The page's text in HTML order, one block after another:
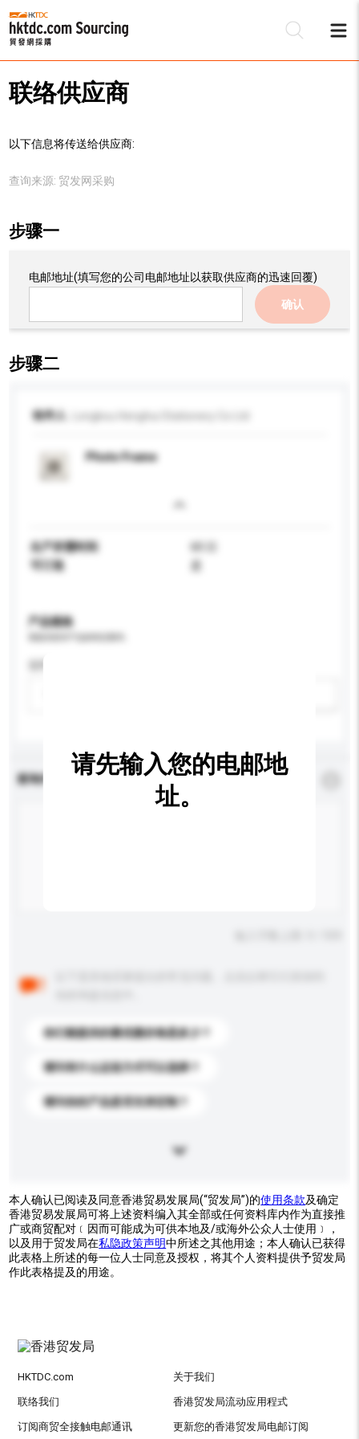
联络供应商
以下信息将传送给供应商:
查询来源: 贸发网采购
步骤一
电邮地址(填写您的公司电邮地址以获取供应商的迅速回覆)
确认
步骤二
收件人
Photo Frame
生产所需时间
60 日
可订造
是
产品规格
查询内容 * 必须填写
你们能提供的最优惠价格是多少？
请问有什么运送方式可以选择？
请问你的产品是否支持定制？
请先输入您的电邮地
址。
本人确认已阅读及同意香港贸易发展局(“贸发局”)的使用条款及确定
香港贸易发展局可将上述资料编入其全部或任何资料库内作为直接推
广或商贸配对﹝因而可能成为可供本地及/或海外公众人士使用﹞，
以及用于贸发局在私隐政策声明中所述之其他用途；本人确认已获得
此表格上所述的每一位人士同意及授权，将其个人资料提供予贸发局
作此表格提及的用途。
HKTDC.com 关于我们
联络我们 香港贸发局流动应用程式
订阅商贸全接触电邮通讯 更新您的香港贸发局电邮订阅